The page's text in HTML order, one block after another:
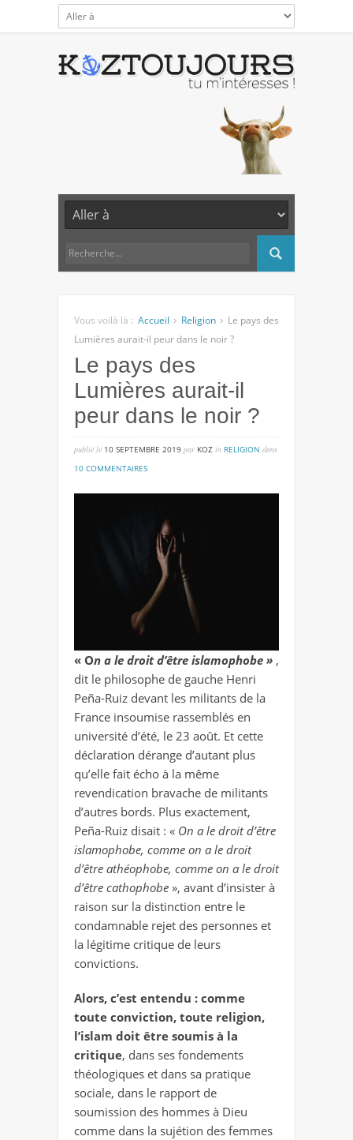
Vous voilà là : Accueil Religion
Le pays des
Lumières aurait-il peur dans le noir ?
Le pays des
Lumières aurait-il
peur dans le noir ?
publié lé 10 SEPTEMBRE 2019 par KOZ in RELIGION dans
10 COMMENTAIRESsur
lumières
aurait-
peur
noir
?
« On a le droit d’être islamophobe » ,
dit le philosophe de gauche Henri
Peña-Ruiz devant les militants de la
France insoumise rassemblés en
université d’été, le 23 août. Et cette
déclaration dérange d’autant plus
qu’elle fait écho à la même
revendication bravache de militants
d’autres bords. Plus exactement,
Peña-Ruiz disait : « On a le droit d’être
islamophobe, comme on a le droit
d’être athéophobe, comme on a le droit
d’être cathophobe », avant d’insister à
raison sur la distinction entre le
condamnable rejet des personnes et
la légitime critique de leurs
convictions.
Alors, c’est entendu : comme
toute conviction, toute religion,
l’islam doit être soumis à la
critique, dans ses fondements
théologiques et dans sa pratique
sociale, dans le rapport de
soumission des hommes à Dieu
comme dans la sujétion des femmes